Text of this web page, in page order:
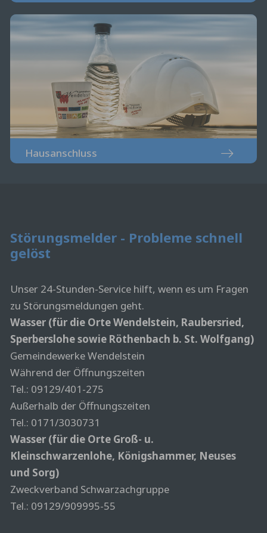
Hausanschluss
Störungsmelder - Probleme schnell
gelöst
Unser 24-Stunden-Service hilft, wenn es um Fragen
zu Störungsmeldungen geht.
Wasser (für die Orte Wendelstein, Raubersried,
Sperberslohe sowie Röthenbach b. St. Wolfgang)
Gemeindewerke Wendelstein
Während der Öffnungszeiten
Tel.: 09129/401-275
Außerhalb der Öffnungszeiten
Tel.: 0171/3030731
Wasser (für die Orte Groß- u.
Kleinschwarzenlohe, Königshammer, Neuses
und Sorg)
Zweckverband Schwarzachgruppe
Tel.: 09129/909995-55